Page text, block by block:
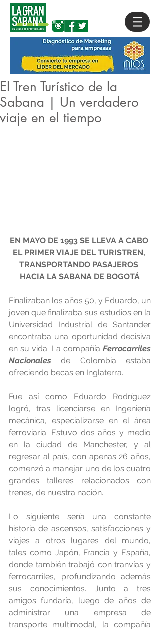
El Tren Turístico de la
Sabana | Un verdadero
viaje en el tiempo
EN MAYO DE 1993 SE LLEVA A CABO
EL PRIMER VIAJE DEL TURISTREN,
TRANSPORTANDO PASAJEROS
HACIA LA SABANA DE BOGOTÁ
Finalizaban los años 50, y Eduardo, un
joven que finalizaba sus estudios en la
Universidad Industrial de Santander
encontraba una oportunidad decisiva
en su vida. La compañía Ferrocarriles
Nacionales de Colombia estaba
ofreciendo becas en Inglaterra.
Fue así como Eduardo Rodríguez
logró, tras licenciarse en Ingeniería
mecánica, especializarse en el área
ferroviaria. Estuvo dos años y medio
en la ciudad de Manchester, y al
regresar al país, con apenas 26 años,
comenzó a manejar uno de los cuatro
grandes talleres relacionados con
trenes, de nuestra nación.
Lo siguiente sería una constante
historia de ascensos, satisfacciones y
viajes a otros lugares del mundo,
tales como Japón, Francia y España,
donde también trabajó con tranvías y
ferrocarriles, profundizando además
sus conocimientos. Junto a tres
amigos fundaría, luego de años de
administrar una empresa de
transporte multimodal, la compañía